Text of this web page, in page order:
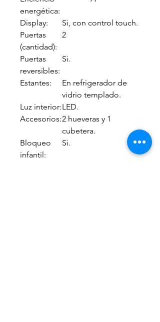
energética:
Display:
Si, con control touch.
Puertas
(cantidad):
2
Puertas
reversibles:
Si.
Estantes:
En refrigerador de
vidrio templado.
Luz interior:LED.
Accesorios:2 hueveras y 1
cubetera.
Bloqueo
infantil:
Si.